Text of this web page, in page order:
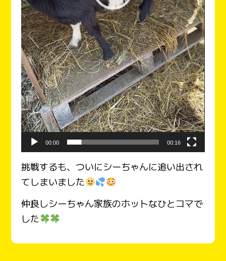
00:00 00:16
挑戦するも、ついにシーちゃんに追い出され
てしまいました
仲良しシーちゃん家族のホットなひとコマで
した